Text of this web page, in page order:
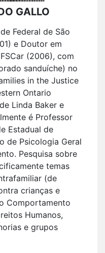
GALLO
Federal de São
e Doutor em
(2006), com
sanduíche) no
in the Justice
Ontario
Linda Baker e
é Professor
Estadual de
de Psicologia Geral
Pesquisa sobre
temas
(de
crianças e
Comportamento
Humanos,
e grupos